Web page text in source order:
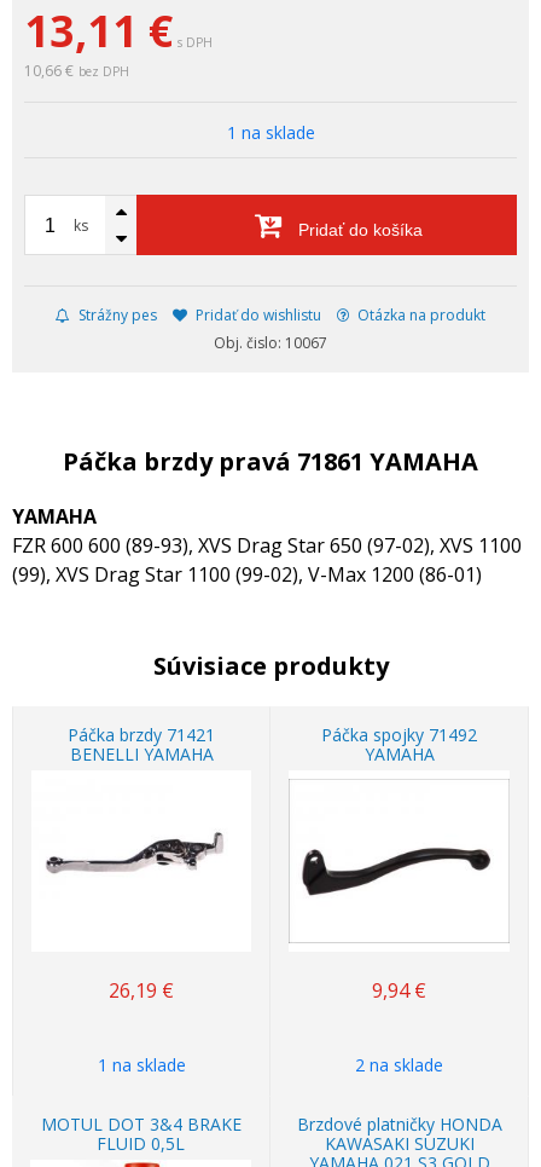
13,11 € s DPH
10,66 € bez DPH
1 na sklade
ks Pridať do košíka
Strážny pes Pridať do wishlistu
Otázka na produkt
Obj. čislo: 10067
Páčka brzdy pravá 71861 YAMAHA
YAMAHA
FZR 600 600 (89-93), XVS Drag Star 650 (97-02), XVS 1100
(99), XVS Drag Star 1100 (99-02), V-Max 1200 (86-01)
Súvisiace produkty
Páčka brzdy 71421
BENELLI YAMAHA
26,19 €
1 na sklade
Páčka spojky 71492
YAMAHA
9,94 €
2 na sklade
MOTUL DOT 3&4 BRAKE
FLUID 0,5L
Brzdové platničky HONDA
KAWASAKI SUZUKI